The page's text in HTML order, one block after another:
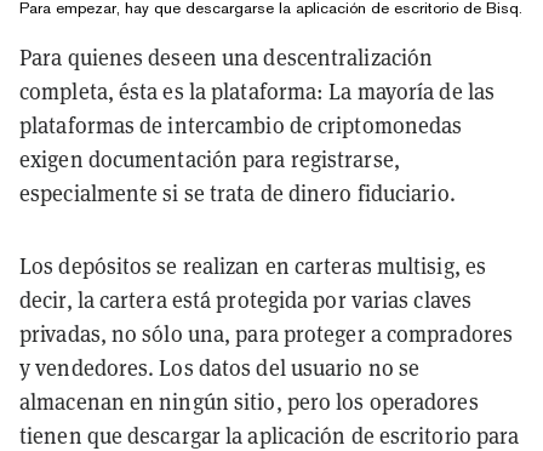
Para empezar, hay que descargarse la aplicación de escritorio de Bisq.
Para quienes deseen una descentralización
completa, ésta es la plataforma: La mayoría de las
plataformas de intercambio de criptomonedas
exigen documentación para registrarse,
especialmente si se trata de dinero fiduciario.
Los depósitos se realizan en carteras multisig, es
decir, la cartera está protegida por varias claves
privadas, no sólo una, para proteger a compradores
y vendedores. Los datos del usuario no se
almacenan en ningún sitio, pero los operadores
tienen que descargar la aplicación de escritorio para